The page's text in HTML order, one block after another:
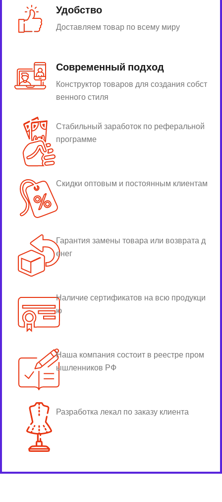
Удобство
Доставляем товар по всему миру
Современный подход
Конструктор товаров для создания собст
венного стиля
Стабильный заработок по реферальной
программе
Скидки оптовым и постоянным клиентам
Гарантия замены товара или возврата д
енег
Наличие сертификатов на всю продукци
ю
Наша компания состоит в реестре пром
ышленников РФ
Разработка лекал по заказу клиента